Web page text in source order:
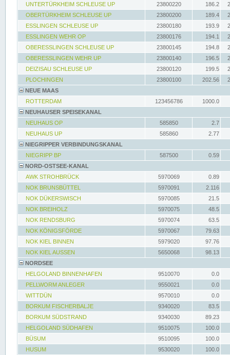
UNTERTÜRKHEIM SCHLEUSE UP
23800220 186.2
OBERTÜRKHEIM SCHLEUSE UP
23800200 189.4
ESSLINGEN SCHLEUSE UP
23800180 193.9
ESSLINGEN WEHR OP
23800176 194.1
OBERESSLINGEN SCHLEUSE UP
23800145 194.8
OBERESSLINGEN WEHR UP
23800140 196.5
DEIZISAU SCHLEUSE UP
23800120 199.5
PLOCHINGEN
23800100 202.56
NEUE MAAS
ROTTERDAM
123456786
1000.0
NEUHAUSER SPEISEKANAL
NEUHAUS OP
585850
2.7
NEUHAUS UP
585860
2.77
NIEGRIPPER VERBINDUNGSKANAL
NIEGRIPP BP
587500
0.59
NORD-OSTSEE-KANAL
AWK STROHBRÜCK
5970069
0.89
NOK BRUNSBÜTTEL
5970091
2.116
NOK DÜKERSWISCH
5970085
21.5
NOK BREIHOLZ
5970075
48.5
NOK RENDSBURG
5970074
63.5
NOK KÖNIGSFÖRDE
5970067
79.63
NOK KIEL BINNEN
5979020
97.76
NOK KIEL AUSSEN
5650068
98.13
NORDSEE
HELGOLAND BINNENHAFEN
9510070
0.0
PELLWORM ANLEGER
9550021
0.0
WITTDÜN
9570010
0.0
BORKUM FISCHERBALJE
9340020
83.5
BORKUM SÜDSTRAND
9340030
89.23
HELGOLAND SÜDHAFEN
9510075
100.0
BÜSUM
9510095
100.0
HUSUM
9530020 100.0